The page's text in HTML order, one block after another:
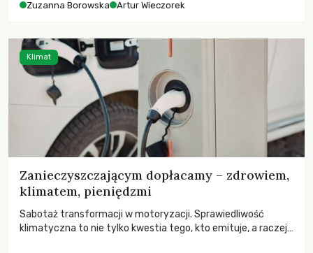
Zuzanna Borowska Artur Wieczorek
Zanieczyszczającym dopłacamy – zdrowiem,
klimatem, pieniędzmi
Sabotaż transformacji w motoryzacji. Sprawiedliwość
klimatyczna to nie tylko kwestia tego, kto emituje, a raczej
Klimat